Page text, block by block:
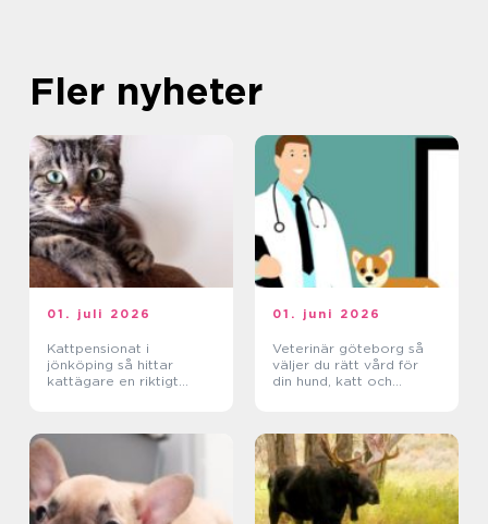
Fler nyheter
01. juli 2026
Kattpensionat i
jönköping så hittar
kattägare en riktigt
01. juni 2026
Veterinär göteborg så
väljer du rätt vård för
din hund, katt och